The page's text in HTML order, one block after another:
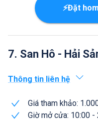
⚡Đặt
7. San Hô - Hải
Thông tin liên hệ
Giá tham khảo:
Giờ mở cửa: 10:00 -